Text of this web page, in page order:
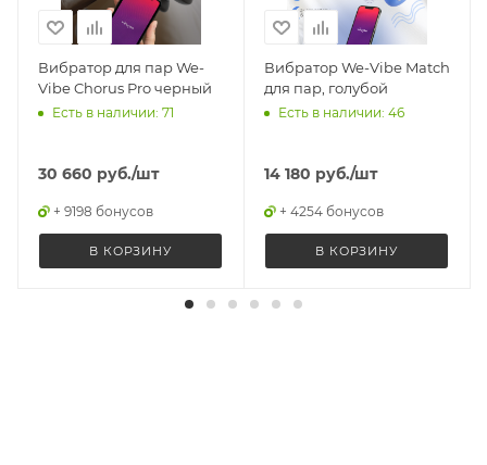
Вибратор для пар We-
Vibe Chorus Pro черный
Есть в наличии: 71
30 660 руб./шт
+ 9198 бонусов
В КОРЗИНУ
Вибратор We-Vibe Match
для пар, голубой
Есть в наличии: 46
14 180 руб./шт
+ 4254 бонусов
В КОРЗИНУ